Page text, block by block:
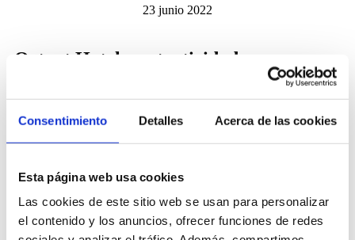
Consentimiento Detalles Acerca de las cookies
Esta página web usa cookies
Las cookies de este sitio web se usan para personalizar
el contenido y los anuncios, ofrecer funciones de redes
23 junio 2022
Octant Hotels, autenticidad y
Cada establecimiento de Octant Hotels en Portugal está
sentido de pertenencia. Por eso ningún hotel es igual a otro. Estos
son dos ejemplos:
Octant Vila Monte, el lujo de la calma en el